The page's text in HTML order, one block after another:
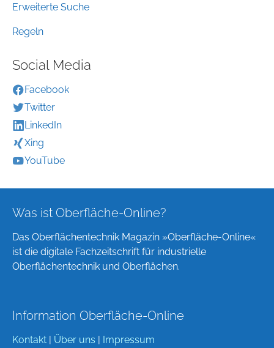
Erweiterte Suche
Regeln
Social Media
Facebook
Twitter
LinkedIn
Xing
YouTube
Was ist Oberfläche-Online?
Das Oberflächentechnik Magazin »Oberfläche-Online«
ist die digitale Fachzeitschrift für industrielle
Oberflächentechnik und Oberflächen.
Information Oberfläche-Online
Kontakt Über uns
Impressum